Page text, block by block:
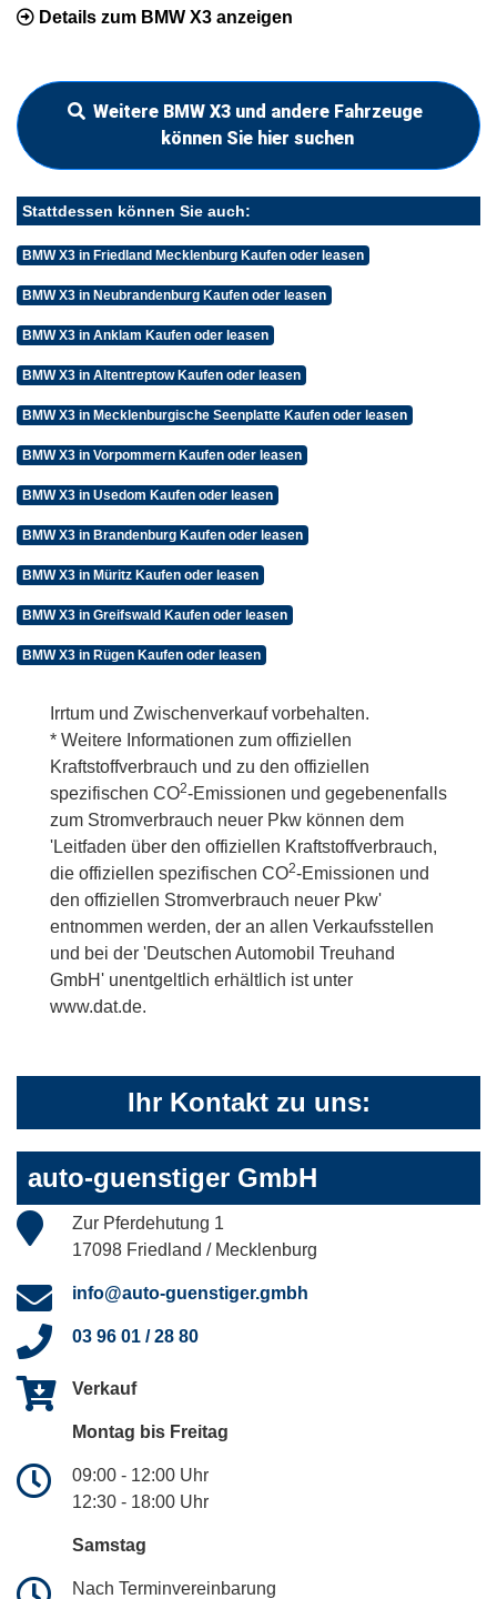
Details zum BMW X3 anzeigen
Weitere BMW X3 und andere Fahrzeuge
können Sie hier suchen
Stattdessen können Sie auch:
BMW X3 in Friedland Mecklenburg Kaufen oder leasen
BMW X3 in Neubrandenburg Kaufen oder leasen
BMW X3 in Anklam Kaufen oder leasen
BMW X3 in Altentreptow Kaufen oder leasen
BMW X3 in Mecklenburgische Seenplatte Kaufen oder leasen
BMW X3 in Vorpommern Kaufen oder leasen
BMW X3 in Usedom Kaufen oder leasen
BMW X3 in Brandenburg Kaufen oder leasen
BMW X3 in Müritz Kaufen oder leasen
BMW X3 in Greifswald Kaufen oder leasen
BMW X3 in Rügen Kaufen oder leasen
Irrtum und Zwischenverkauf vorbehalten.
* Weitere Informationen zum offiziellen
Kraftstoffverbrauch und zu den offiziellen
spezifischen CO2-Emissionen und gegebenenfalls
zum Stromverbrauch neuer Pkw können dem
'Leitfaden über den offiziellen Kraftstoffverbrauch,
die offiziellen spezifischen CO2-Emissionen und
den offiziellen Stromverbrauch neuer Pkw'
entnommen werden, der an allen Verkaufsstellen
und bei der 'Deutschen Automobil Treuhand
GmbH' unentgeltlich erhältlich ist unter
www.dat.de.
Ihr Kontakt zu uns:
auto-guenstiger GmbH
Zur Pferdehutung 1
17098 Friedland / Mecklenburg
info@auto-guenstiger.gmbh
03 96 01 / 28 80
Verkauf
Montag bis Freitag
09:00 - 12:00 Uhr
12:30 - 18:00 Uhr
Samstag
Nach Terminvereinbarung